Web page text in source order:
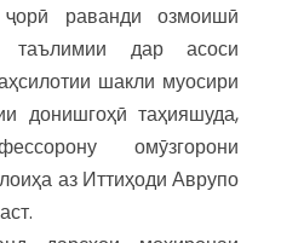
раванди озмоишӣ
таълимии дар асоси
шакли муосири
донишгоҳӣ таҳияшуда,
омӯзгорони
аз Иттиҳоди Аврупо